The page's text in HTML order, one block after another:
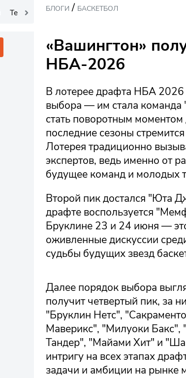
Теннис Остальное
БЛОГИ / БАСКЕТБОЛ
«Вашингтон»
НБА-2026
В лотерее драфта НБА 2026
выбора — им стала команда
стать поворотным
последние сезоны
Лотерея традиционно
экспертов, ведь именно от
будущее команд и молодых
Второй пик достался "Юта
драфте воспользуется
Бруклине 23 и 24 июня —
оживленные дискуссии
судьбы будущих звезд
Далее порядок выбора
получит четвертый пик, за
"Бруклин Нетс",
Маверикс", "Милуоки Бакс",
Тандер", "Майами Хит" и
интригу на всех этапах
задачи и амбиции на рынке